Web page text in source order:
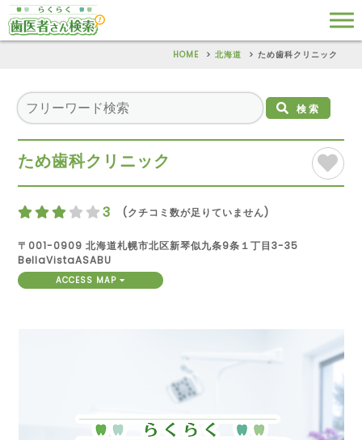
HOME 北海道 ため歯科クリニック
検索
ため歯科クリニック
3 (クチコミ数が足りていません)
〒001-0909 北海道札幌市北区新琴似九条9条１丁目3-35
BellaVistaASABU
ACCESS MAP